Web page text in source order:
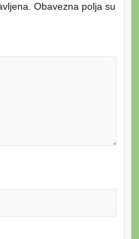
Obavezna polja su